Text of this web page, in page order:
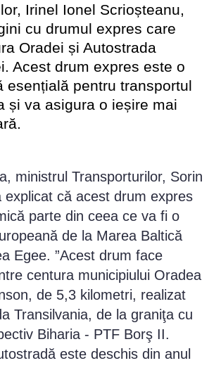
Irinel Ionel Scrioșteanu,
cu drumul expres care
Oradei și Autostrada
Acest drum expres este o
esențială pentru transportul
și va asigura o ieșire mai
ministrul Transporturilor, Sorin
explicat că acest drum expres
parte din ceea ce va fi o
de la Marea Baltică
Egee. ”Acest drum face
centura municipiului Oradea
de 5,3 kilometri, realizat
Transilvania, de la graniţa cu
Biharia - PTF Borş II.
este deschis din anul